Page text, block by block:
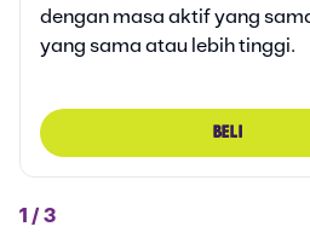
dengan masa aktif yang
yang sama atau lebih tinggi.
BELI
1 / 3